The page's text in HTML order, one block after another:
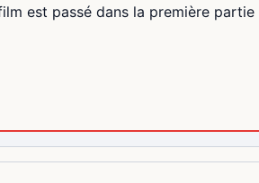
est passé dans la première